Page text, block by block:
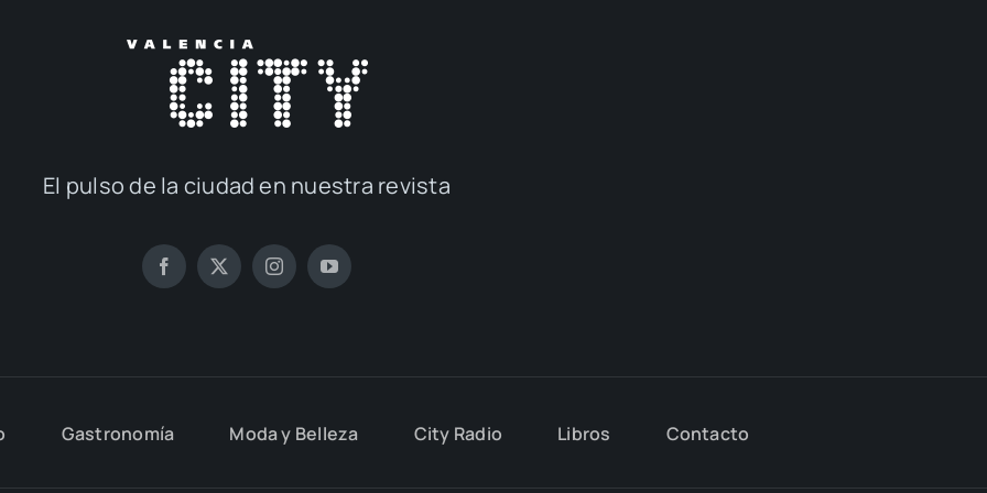
El pul­so de la ciu­dad en nues­tra revis­ta
Gas­tro­no­mía Moda y Belle­za City Radio Libros Con­tac­to